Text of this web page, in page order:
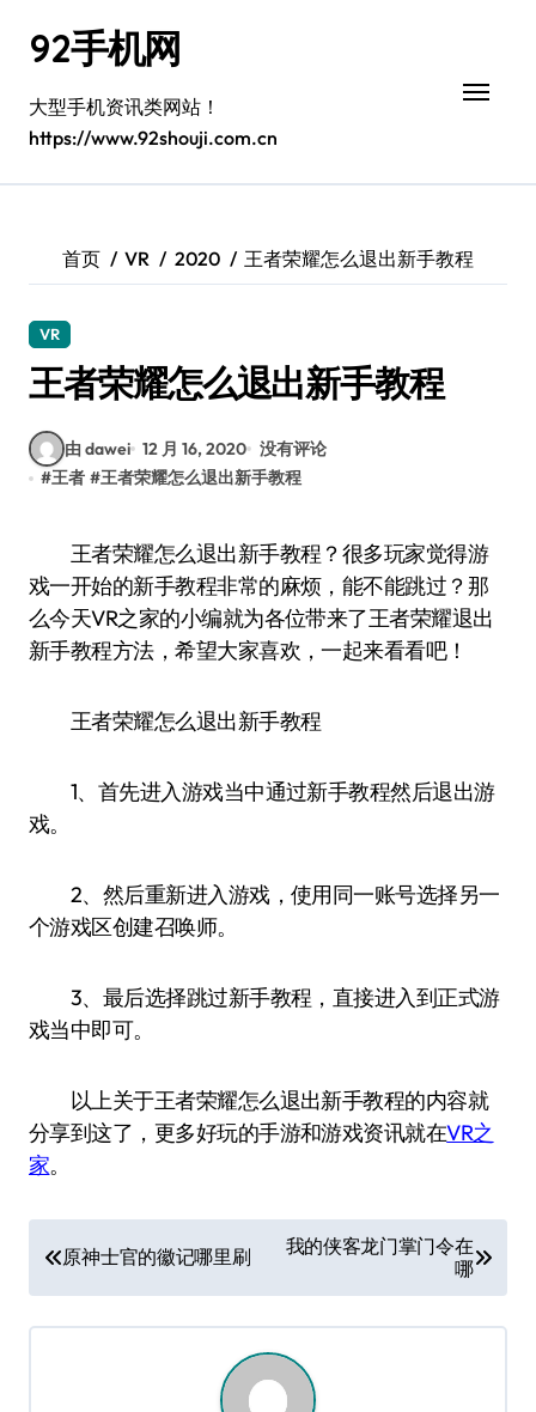
92手机网
大型手机资讯类网站！
https://www.92shouji.com.cn
首页 VR 2020 王者荣耀怎么退出新手教程
VR
王者荣耀怎么退出新手教程
由 dawei 12 月 16, 2020 没有评论
#王者 #王者荣耀怎么退出新手教程
王者荣耀怎么退出新手教程？很多玩家觉得游
戏一开始的新手教程非常的麻烦，能不能跳过？那
么今天VR之家的小编就为各位带来了王者荣耀退出
新手教程方法，希望大家喜欢，一起来看看吧！
王者荣耀怎么退出新手教程
1、首先进入游戏当中通过新手教程然后退出游
戏。
2、然后重新进入游戏，使用同一账号选择另一
个游戏区创建召唤师。
3、最后选择跳过新手教程，直接进入到正式游
戏当中即可。
以上关于王者荣耀怎么退出新手教程的内容就
分享到这了，更多好玩的手游和游戏资讯就在VR之
家。
章
导
原神士官的徽记哪里刷
我的侠客龙门掌门令在
哪